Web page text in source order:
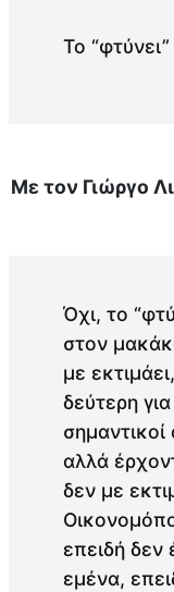
Το
Mε τον Γιώργο
Όχι, το
στον
με
δεύτερη
αλλά
δεν με
επειδή δεν
εμένα,